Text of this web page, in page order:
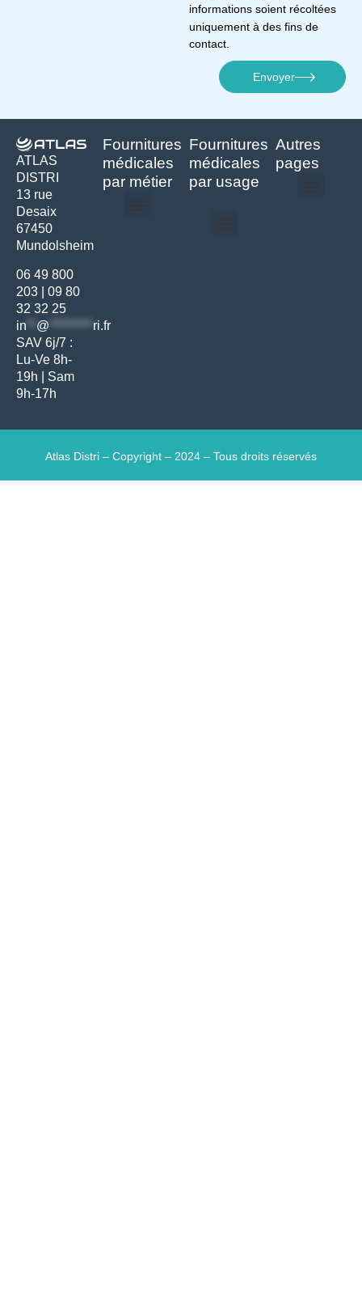
informations soient récoltées
uniquement à des fins de
contact.
Envoyer
ATLAS
DISTRI
13 rue
Desaix
67450
Mundolsheim
06 49 800
203
09 80
32 32 25
in
@ ********* ri.fr
SAV 6j/7 :
Lu-Ve 8h-
19h | Sam
9h-17h
Fournitures
médicales
par métier
Fournitures
médicales
par usage
Autres
pages
Atlas Distri – Copyright – 2024 – Tous droits réservés